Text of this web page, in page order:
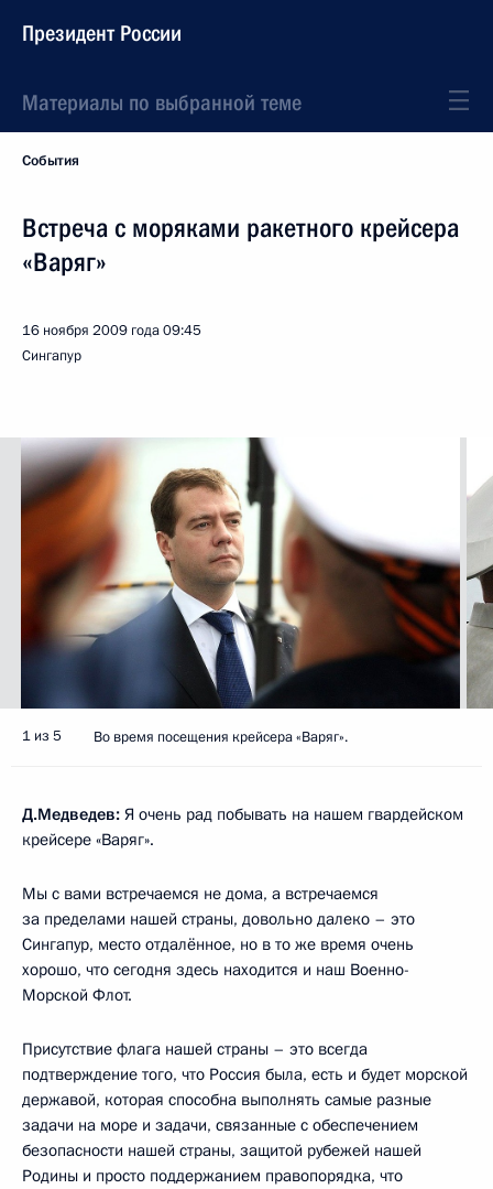
Президент России
Материалы по выбранной теме
События
Встреча с моряками ракетного крейсера
«Варяг»
16 ноября 2009 года09:45
Сингапур
1 из 5 Во время посещения крейсера «Варяг».
Д.Медведев: Я очень рад побывать на нашем гвардейском
крейсере «Варяг».
Мы с вами встречаемся не дома, а встречаемся
за пределами нашей страны, довольно далеко – это
Сингапур, место отдалённое, но в то же время очень
хорошо, что сегодня здесь находится и наш Военно-
Морской Флот.
Присутствие флага нашей страны – это всегда
подтверждение того, что Россия была, есть и будет морской
державой, которая способна выполнять самые разные
задачи на море и задачи, связанные с обеспечением
безопасности нашей страны, защитой рубежей нашей
Родины и просто поддержанием правопорядка, что